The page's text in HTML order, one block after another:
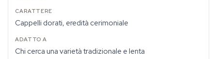
Cappelli dorati, eredità cerimoniale
Chi cerca una varietà tradizionale e lenta